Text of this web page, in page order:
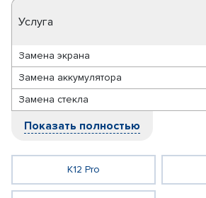
Услуга
Замена экрана
Замена аккумулятора
Замена стекла
Показать полностью
K12 Pro